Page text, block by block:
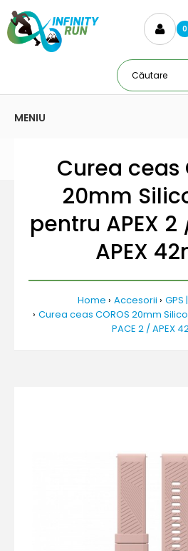
0
MENIU
Curea ceas
20mm
pentru APEX 2
APEX
Home Accesorii
Curea ceas COROS 20mm
PACE 2 / APEX